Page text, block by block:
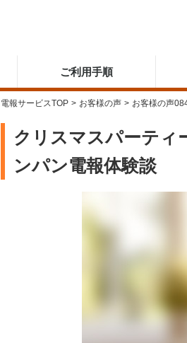
ご利用手順
電報サービスTOP > お客様の声 > お客様の声
クリスマスパーティ
ンパン電報体験談